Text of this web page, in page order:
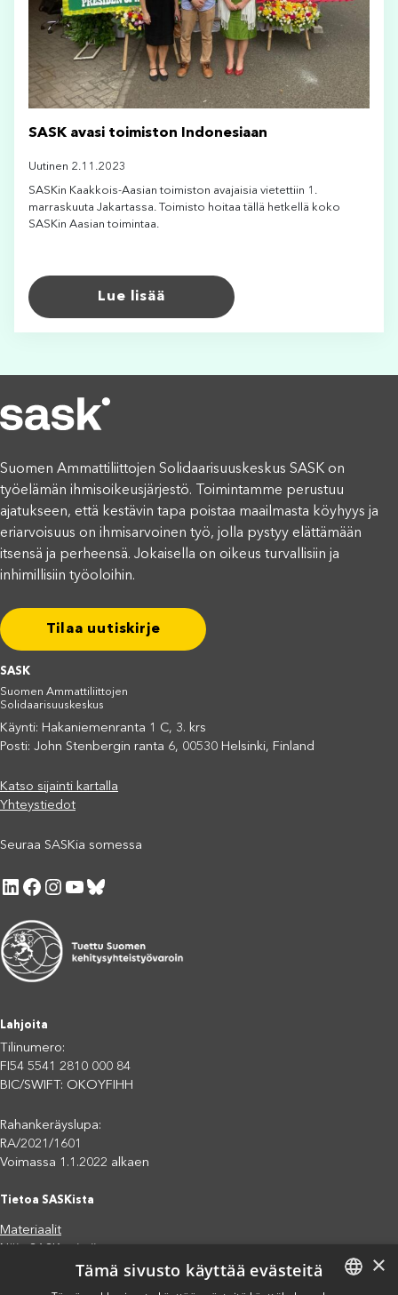
SASK avasi toimiston Indonesiaan
Uutinen 2.11.2023
SASKin Kaakkois-Aasian toimiston avajaisia vietettiin 1.
marraskuuta Jakartassa. Toimisto hoitaa tällä hetkellä koko
SASKin Aasian toimintaa.
Lue lisää
Suomen Ammattiliittojen Solidaarisuuskeskus SASK on
työelämän ihmisoikeusjärjestö. Toimintamme perustuu
ajatukseen, että kestävin tapa poistaa maailmasta köyhyys ja
eriarvoisuus on ihmisarvoinen työ, jolla pystyy elättämään
itsensä ja perheensä. Jokaisella on oikeus turvallisiin ja
inhimillisiin työoloihin.
Tilaa uutiskirje
SASK
Suomen Ammattiliittojen
Solidaarisuuskeskus
Käynti: Hakaniemenranta 1 C, 3. krs
Posti: John Stenbergin ranta 6, 00530 Helsinki, Finland
Katso sijainti kartalla
Yhteystiedot
Seuraa SASKia somessa
LinkedIn Facebook Instagram YouTube Bluesky
Lahjoita
Tilinumero:
FI54 5541 2810 000 84
BIC/SWIFT: OKOYFIHH
Rahankeräyslupa:
RA/2021/1601
Voimassa 1.1.2022 alkaen
Tietoa SASKista
Materiaalit
Jäsenjärjestöt
×
Tämä sivusto käyttää evästeitä